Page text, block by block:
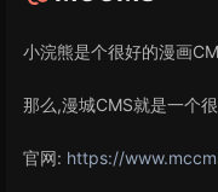
小浣熊是个很好的漫画
那么,漫城CMS就是一个
官网: https://